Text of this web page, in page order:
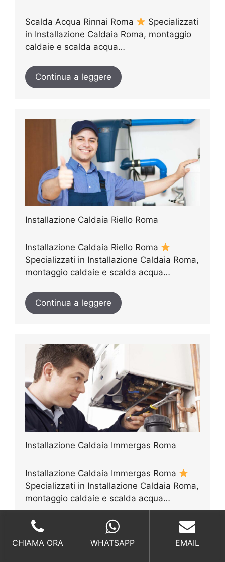
Scalda Acqua Rinnai Roma
Specializzati
in Installazione Caldaia Roma, montaggio
caldaie e scalda acqua…
Continua a leggere
Installazione Caldaia Riello Roma
Installazione Caldaia Riello Roma
Specializzati in Installazione Caldaia Roma,
montaggio caldaie e scalda acqua…
Continua a leggere
Installazione Caldaia Immergas Roma
Installazione Caldaia Immergas Roma
Specializzati in Installazione Caldaia Roma,
montaggio caldaie e scalda acqua…
Continua a leggere
CHIAMA ORA
WHATSAPP EMAIL